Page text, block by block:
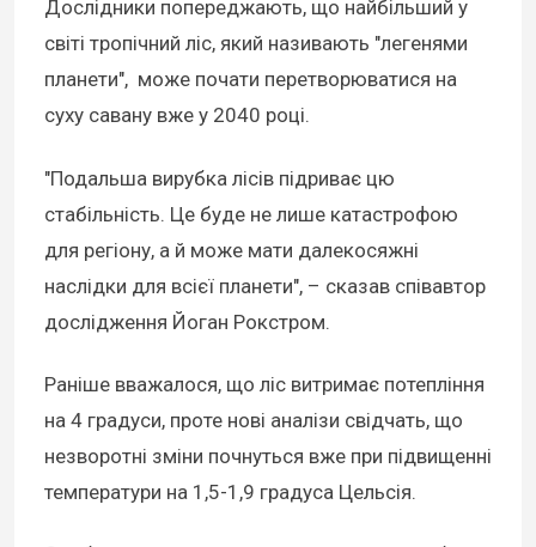
Дослідники попереджають, що найбільший у
світі тропічний ліс, який називають "легенями
планети", може почати перетворюватися на
суху савану вже у 2040 році.
"Подальша вирубка лісів підриває цю
стабільність. Це буде не лише катастрофою
для регіону, а й може мати далекосяжні
наслідки для всієї планети", – сказав співавтор
дослідження Йоган Рокстром.
Раніше вважалося, що ліс витримає потепління
на 4 градуси, проте нові аналізи свідчать, що
незворотні зміни почнуться вже при підвищенні
температури на 1,5-1,9 градуса Цельсія.